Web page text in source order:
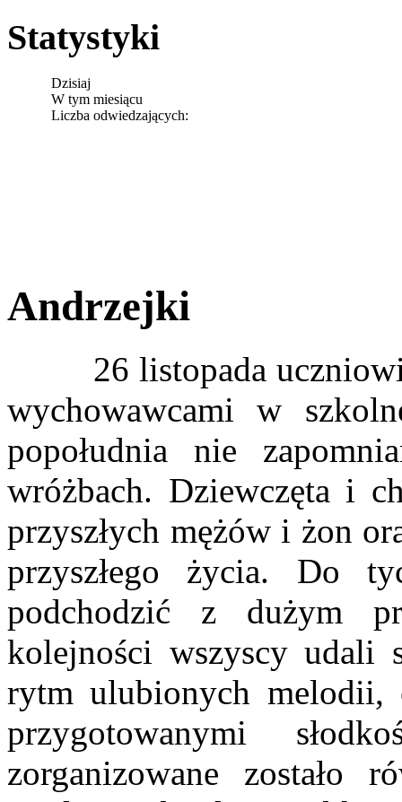
Statystyki
Dzisiaj
W tym miesiącu
Liczba odwiedzających:
Andrzejki
26 listopada uczniowie
wychowawcami w
popołudnia nie
wróżbach. Dziewczęta i
przyszłych mężów i żon
przyszłego życia. Do
podchodzić z dużym
kolejności wszyscy udali
rytm ulubionych melodii,
przygotowanymi
zorganizowane zostało